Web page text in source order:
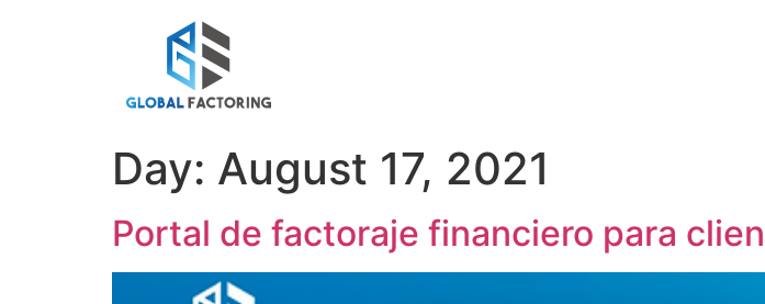
Day: August 17, 2021
Portal de factoraje financiero para